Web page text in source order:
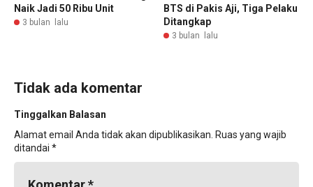
Naik Jadi 50 Ribu Unit
3 bulan lalu
BTS di Pakis Aji, Tiga Pelaku
Ditangkap
3 bulan lalu
Tidak ada komentar
Tinggalkan Balasan
Alamat email Anda tidak akan dipublikasikan. Ruas yang wajib
ditandai *